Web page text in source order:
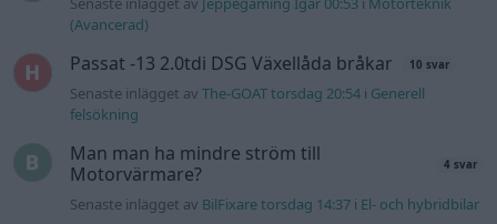
(Avancerad)
Passat -13 2.0tdi DSG Växellåda bråkar 10 svar
Senaste inlägget avThe-GOAT torsdag 20:54 i Generell
felsökning
Man man ha mindre ström till
Motorvärmare?
4 svar
Senaste inlägget av BilFixare torsdag 14:37 i El- och hybridbilar